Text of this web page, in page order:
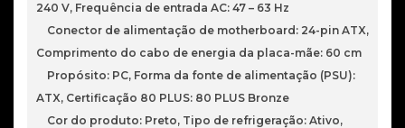
240 V, Frequência de entrada AC: 47 – 63 Hz
Conector de alimentação de motherboard: 24-pin ATX,
Comprimento do cabo de energia da placa-mãe: 60 cm
Propósito: PC, Forma da fonte de alimentação (PSU):
ATX, Certificação 80 PLUS: 80 PLUS Bronze
Cor do produto: Preto, Tipo de refrigeração: Ativo,